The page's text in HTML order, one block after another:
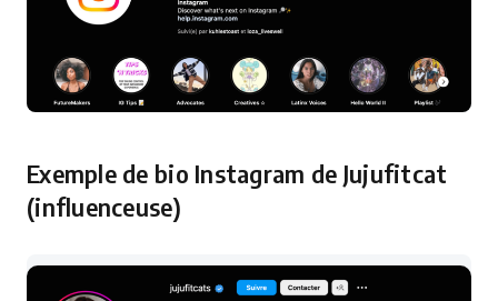
Exemple de bio Instagram de Jujufitcat
(influenceuse)